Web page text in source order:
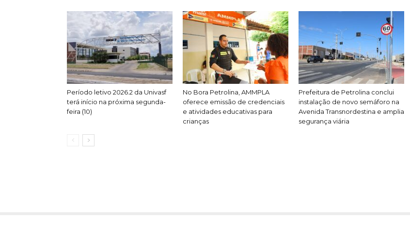
Período letivo 2026.2 da Univasf
terá início na próxima segunda-
feira (10)
No Bora Petrolina, AMMPLA
oferece emissão de credenciais
e atividades educativas para
crianças
Prefeitura de Petrolina conclui
instalação de novo semáforo na
Avenida Transnordestina e amplia
segurança viária